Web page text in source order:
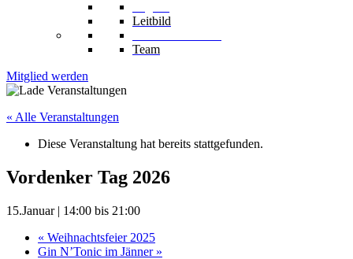
Leitbild
Team
Mitglied werden
« Alle Veranstaltungen
Diese Veranstaltung hat bereits stattgefunden.
Vordenker Tag 2026
15.Januar | 14:00 bis 21:00
« Weihnachtsfeier 2025
Gin N’Tonic im Jänner »